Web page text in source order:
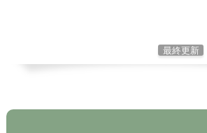
最終更新